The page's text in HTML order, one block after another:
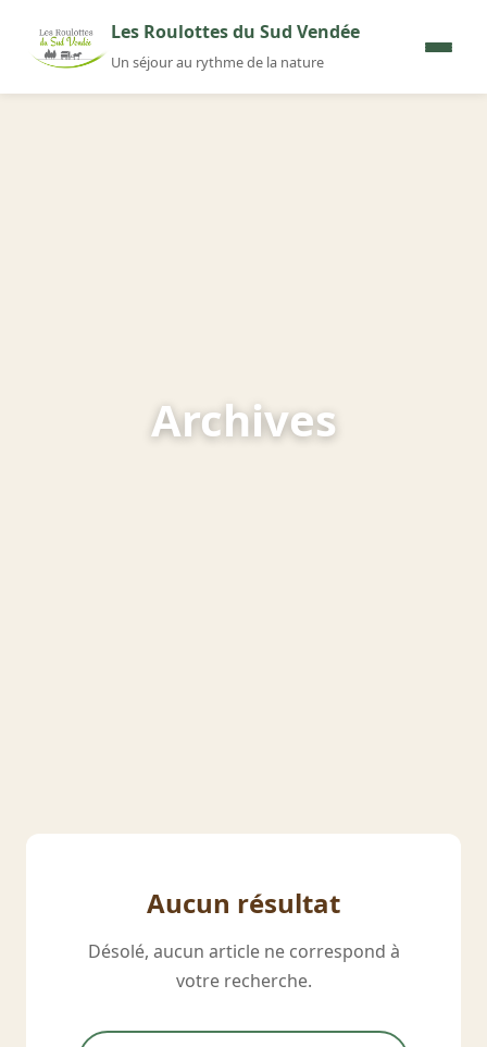
Les Roulottes du Sud Vendée
Un séjour au rythme de la nature
Archives
Aucun résultat
Désolé, aucun article ne correspond à
votre recherche.